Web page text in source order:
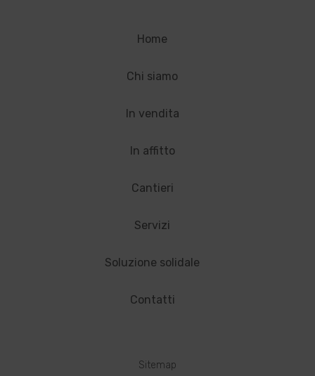
Home
Chi siamo
In vendita
In affitto
Cantieri
Servizi
Soluzione solidale
Contatti
Sitemap